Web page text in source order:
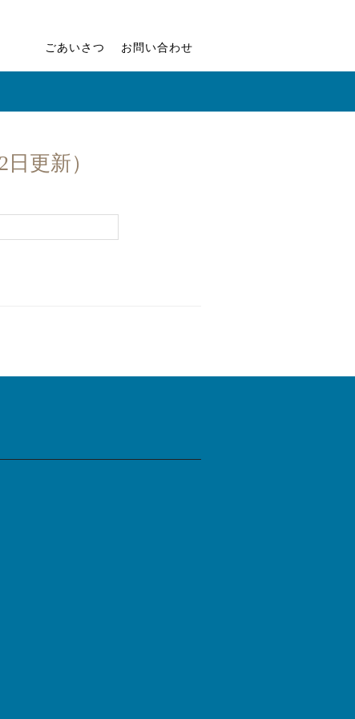
ごあいさつ お問い合わせ
更新）